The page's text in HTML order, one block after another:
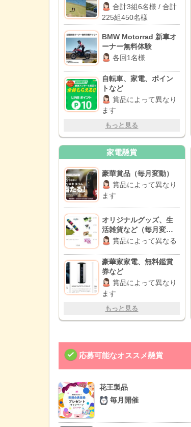
体験 / JGA主催ナショナ
ルオープン一般観戦チ
ケット
合計3組6名様 / 合計
225組450名様
BMW Motorrad 新車オ
ーナー無料体験
各回1名様
自転車、家電、ポイン
トなど
賞品によって異なり
ます
もっと見る
家電懸賞
豪華賞品（毎月変動）
賞品によって異なり
ます
オリジナルグッズ、生
活雑貨など（毎月変
動）賞品によって異なる
豪華家家電、無料鑑賞
券など
賞品によって異なり
ます
もっと見る
応募可能なオススメ懸賞
花王製品
毎月開催